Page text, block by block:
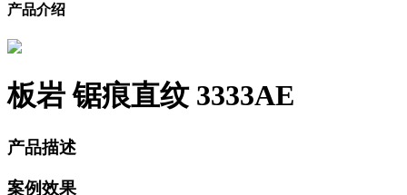
产品介绍
板岩 锯痕直纹3333AE
产品描述
案例效果